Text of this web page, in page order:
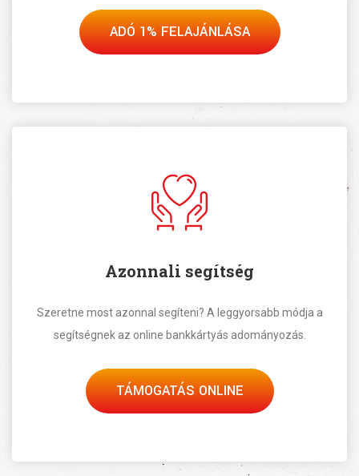
ADÓ 1% FELAJÁNLÁSA
Azonnali segítség
Szeretne most azonnal segíteni? A leggyorsabb módja a
segítségnek az online bankkártyás adományozás.
TÁMOGATÁS ONLINE